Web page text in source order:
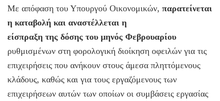
Με απόφαση του Υπουργού Οικονομικών, παρατείνεται
η καταβολή και αναστέλλεται η
είσπραξη της δόσης του μηνός Φεβρουαρίου
ρυθμισμένων στη φορολογική διοίκηση οφειλών για τις
επιχειρήσεις που ανήκουν στους άμεσα πληττόμενους
κλάδους, καθώς και για τους εργαζόμενους των
επιχειρήσεων αυτών των οποίων οι συμβάσεις εργασίας